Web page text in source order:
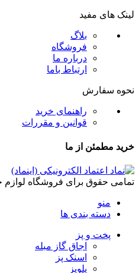
لینک های مفید
بلاگ
فروشگاه
درباره ما
ارتباط باما
نحوه سفارش
راهنمای خرید
قوانین و مقررات
خرید مطمئن از ما
تمامی حقوق برای فروشگاه
منو
دسته بندی ها
پخت و پز
اجاق گاز مبله
اسنک پز
پلوپز